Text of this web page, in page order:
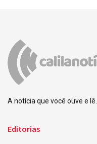
A notícia que você ouve e lê.
Editorias